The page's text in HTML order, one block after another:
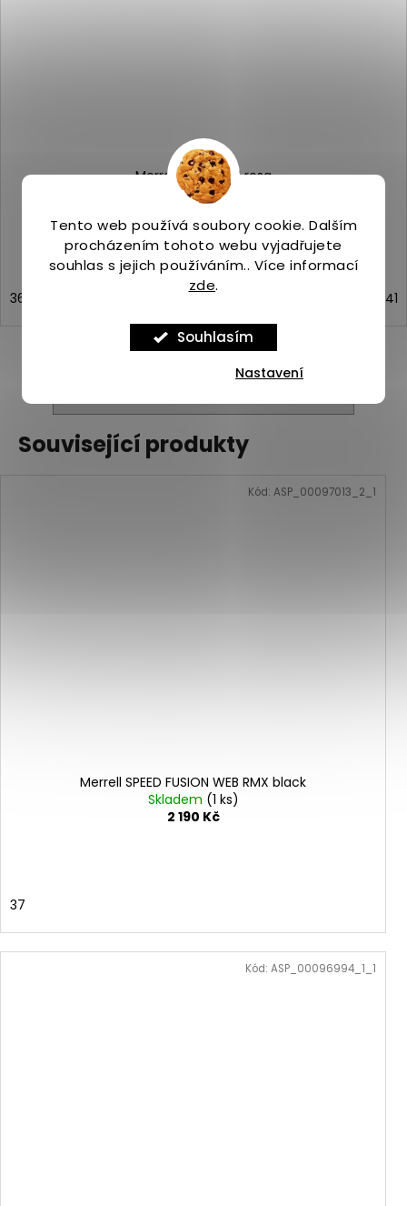
Tento web používá soubory cookie. Dalším
procházením tohoto webu vyjadřujete
souhlas s jejich používáním.. Více informací
zde.
Souhlasím
Nastavení
Merrell WRAPT W rosa
Skladem(4 ks)
36 41
Související produkty
Merrell SPEED FUSION WEB RMX black
Skladem (1 ks)
2 190 Kč
37
Kód: ASP_00097013_2_1
Kód: ASP_00096994_1_1